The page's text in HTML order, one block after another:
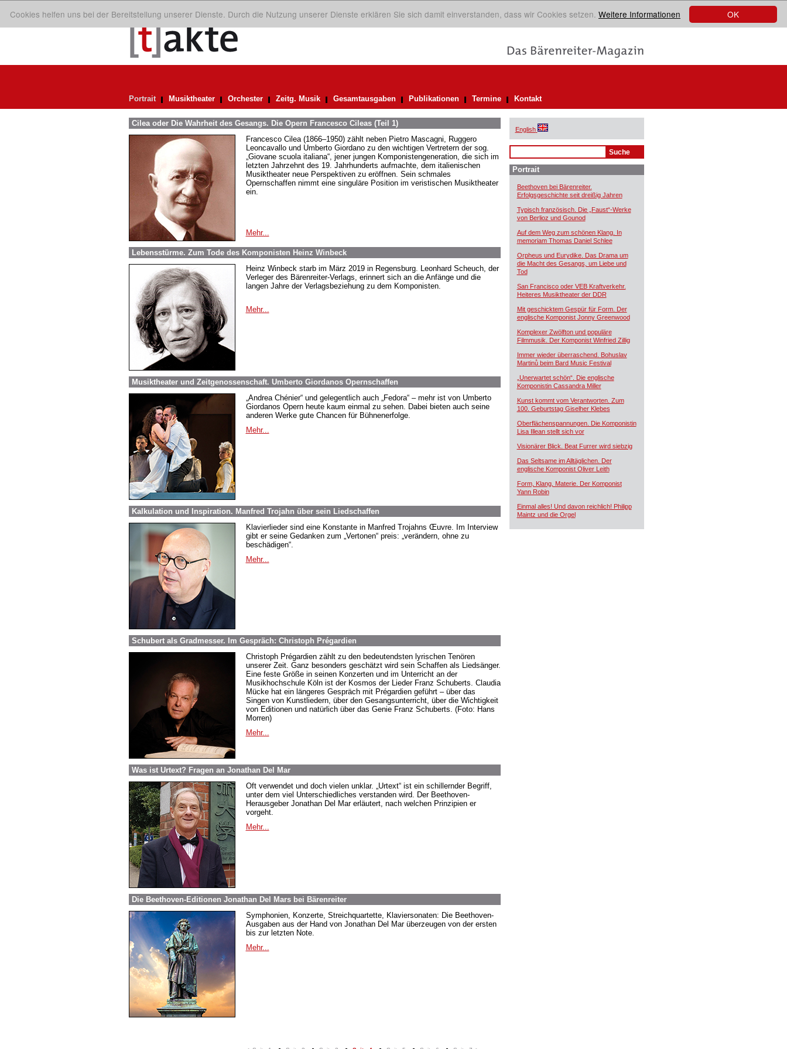
OK
Cookies helfen uns bei der Bereitstellung unserer Dienste. Durch die Nutzung unserer Dienste erklären Sie sich damit einverstanden, dass wir Cookies setzen. Weitere Informationen
Portrait Musiktheater Orchester Zeitg. Musik Gesamtausgaben Publikationen Termine Kontakt
Cilea oder Die Wahrheit des Gesangs. Die Opern Francesco Cileas (Teil 1)
Francesco Cilea (1866–1950) zählt neben Pietro Mascagni, Ruggero
Leoncavallo und Umberto Giordano zu den wichtigen Vertretern der sog.
„Giovane scuola italiana“, jener jungen Komponistengeneration, die sich im
letzten Jahrzehnt des 19. Jahrhunderts aufmachte, dem italienischen
Musiktheater neue Perspektiven zu eröffnen. Sein schmales
Opernschaffen nimmt eine singuläre Position im veristischen Musiktheater
ein.
Mehr...
Lebensstürme. Zum Tode des Komponisten Heinz Winbeck
Heinz Winbeck starb im März 2019 in Regensburg. Leonhard Scheuch, der
Verleger des Bärenreiter-Verlags, erinnert sich an die Anfänge und die
langen Jahre der Verlagsbeziehung zu dem Komponisten.
Mehr...
Musiktheater und Zeitgenossenschaft. Umberto Giordanos Opernschaffen
„Andrea Chénier“ und gelegentlich auch „Fedora“ – mehr ist von Umberto
Giordanos Opern heute kaum einmal zu sehen. Dabei bieten auch seine
anderen Werke gute Chancen für Bühnenerfolge.
Mehr...
Kalkulation und Inspiration. Manfred Trojahn über sein Liedschaffen
Klavierlieder sind eine Konstante in Manfred Trojahns Œuvre. Im Interview
gibt er seine Gedanken zum „Vertonen“ preis: „verändern, ohne zu
beschädigen“.
Mehr...
Schubert als Gradmesser. Im Gespräch: Christoph Prégardien
Christoph Prégardien zählt zu den bedeutendsten lyrischen Tenören
unserer Zeit. Ganz besonders geschätzt wird sein Schaffen als Liedsänger.
Eine feste Größe in seinen Konzerten und im Unterricht an der
Musikhochschule Köln ist der Kosmos der Lieder Franz Schuberts. Claudia
Mücke hat ein längeres Gespräch mit Prégardien geführt – über das
Singen von Kunstliedern, über den Gesangsunterricht, über die Wichtigkeit
von Editionen und natürlich über das Genie Franz Schuberts. (Foto: Hans
Morren)
Mehr...
Was ist Urtext? Fragen an Jonathan Del Mar
Oft verwendet und doch vielen unklar. „Urtext“ ist ein schillernder Begriff,
unter dem viel Unterschiedliches verstanden wird. Der Beethoven-
Herausgeber Jonathan Del Mar erläutert, nach welchen Prinzipien er
vorgeht.
Mehr...
Die Beethoven-Editionen Jonathan Del Mars bei Bärenreiter
Symphonien, Konzerte, Streichquartette, Klaviersonaten: Die Beethoven-
Ausgaben aus der Hand von Jonathan Del Mar überzeugen von der ersten
bis zur letzten Note.
Mehr...
English
Portrait
Beethoven bei Bärenreiter.
Erfolgsgeschichte seit dreißig Jahren
Typisch französisch. Die „Faust“-Werke
von Berlioz und Gounod
Auf dem Weg zum schönen Klang. In
memoriam Thomas Daniel Schlee
Orpheus und Eurydike. Das Drama um
die Macht des Gesangs, um Liebe und
Tod
San Francisco oder VEB Kraftverkehr.
Heiteres Musiktheater der DDR
Mit geschicktem Gespür für Form. Der
englische Komponist Jonny Greenwood
Komplexer Zwölfton und populäre
Filmmusik. Der Komponist Winfried Zillig
Immer wieder überraschend. Bohuslav
Martinů beim Bard Music Festival
„Unerwartet schön“. Die englische
Komponistin Cassandra Miller
Kunst kommt vom Verantworten. Zum
100. Geburtstag Giselher Klebes
Oberflächenspannungen. Die Komponistin
Lisa Illean stellt sich vor
Visionärer Blick. Beat Furrer wird siebzig
Das Seltsame im Alltäglichen. Der
englische Komponist Oliver Leith
Form, Klang, Materie. Der Komponist
Yann Robin
Einmal alles! Und davon reichlich! Philipp
Maintz und die Orgel